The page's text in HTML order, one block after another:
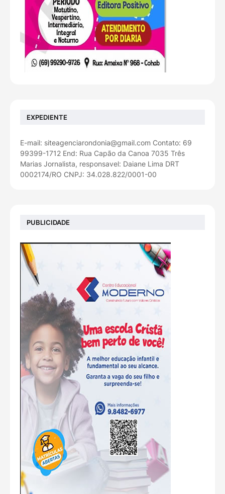
EXPEDIENTE
E-mail: siteagenciarondonia@gmail.com Contato: 69
99399-1712 End: Rua Capão da Canoa 7035 Três
Marias Jornalista, responsavel: Daiane Lima DRT
0002174/RO CNPJ: 34.028.822/0001-00
PUBLICIDADE